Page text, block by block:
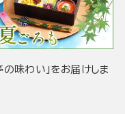
の味わい」をお届けしま